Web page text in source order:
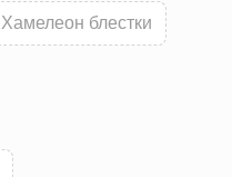
Хамелеон блестки